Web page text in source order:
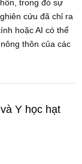
trong đó sự
cứu đã chỉ ra
hoặc AI có thể
thôn của các
Y học hạt